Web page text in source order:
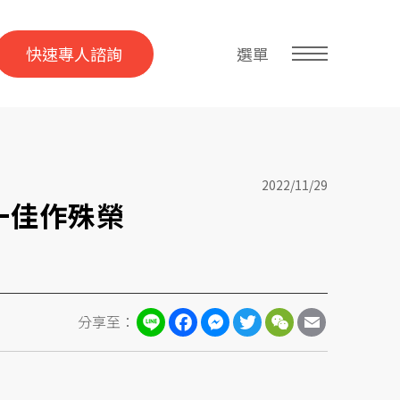
快速專人諮詢 選單
2022/11/29
作殊榮
分享至： Line FacebookMessenger
TwitterWeChat